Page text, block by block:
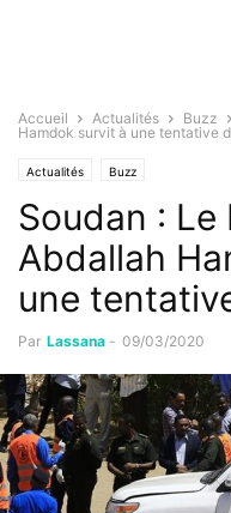
Accueil Actualités Buzz
Hamdok survit à une tentative
Actualités Buzz
Soudan : Le
Abdallah
une
Par Lassana - 09/03/2020